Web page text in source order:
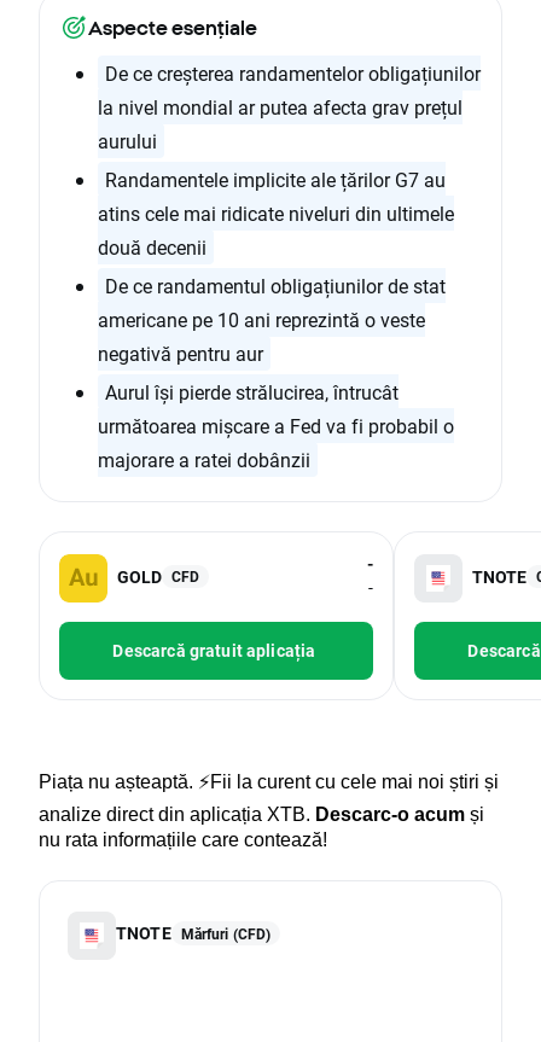
Aspecte esențiale
De ce creșterea randamentelor obligațiunilor
la nivel mondial ar putea afecta grav prețul
aurului
Randamentele implicite ale țărilor G7 au
atins cele mai ridicate niveluri din ultimele
două decenii
De ce randamentul obligațiunilor de stat
americane pe 10 ani reprezintă o veste
negativă pentru aur
Aurul își pierde strălucirea, întrucât
următoarea mișcare a Fed va fi probabil o
majorare a ratei dobânzii
GOLD CFD
-
-
Descarcă gratuit aplicația
TNOTE
Piața nu așteaptă. ⚡Fii la curent cu cele mai noi știri și
analize direct din aplicația XTB. Descarc-o acum și
nu rata informațiile care contează!
TNOTE Mărfuri (CFD)